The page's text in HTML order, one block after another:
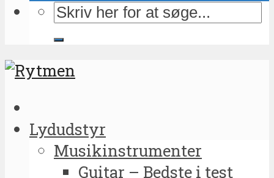
Lydudstyr
Musikinstrumenter
Guitar – Bedste i test